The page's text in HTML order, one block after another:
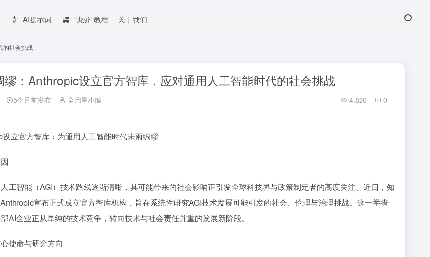
AI提示词 “龙虾“教程 关于我们
的社会挑战
缪：Anthropic设立官方智库，应对通用人工智能时代的社会挑战
5个月前发布 全启星小编 4,820 0
设立官方智库：为通用人工智能时代未雨绸缪
工智能（AGI）技术路线逐渐清晰，其可能带来的社会影响正引发全球科技界与政策制定者的高度关注。近日，知
宣布正式成立官方智库机构，旨在系统性研究AGI技术发展可能引发的社会、伦理与治理挑战。这一举措
AI企业正从单纯的技术竞争，转向技术与社会责任并重的发展新阶段。
使命与研究方向